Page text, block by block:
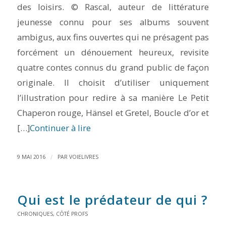
des loisirs. © Rascal, auteur de littérature
jeunesse connu pour ses albums souvent
ambigus, aux fins ouvertes qui ne présagent pas
forcément un dénouement heureux, revisite
quatre contes connus du grand public de façon
originale. Il choisit d’utiliser uniquement
l’illustration pour redire à sa manière Le Petit
Chaperon rouge, Hänsel et Gretel, Boucle d’or et
[…]Continuer à lire
9 MAI 2016 / PAR VOIELIVRES
Qui est le prédateur de qui ?
CHRONIQUES, CÔTÉ PROFS